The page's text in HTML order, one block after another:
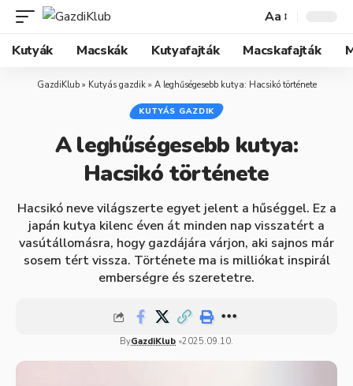
Aa
Kutyák
Macskák Kutyafajták Macskafajták
GazdiKlub» Kutyás gazdik» A leghűségesebb kutya: Hacsikó története
KUTYÁS GAZDIK
A leghűségesebb kutya:
Hacsikó története
Hacsikó neve világszerte egyet jelent a hűséggel. Ez a
japán kutya kilenc éven át minden nap visszatért a
vasútállomásra, hogy gazdájára várjon, aki sajnos már
sosem tért vissza. Története ma is milliókat inspirál
emberségre és szeretetre.
ByGazdiKlub 2025.09.10.